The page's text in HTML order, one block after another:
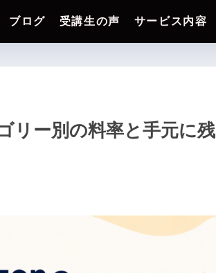
ブログ 受講生の声 サービス内容
リー別の料率と手元に残